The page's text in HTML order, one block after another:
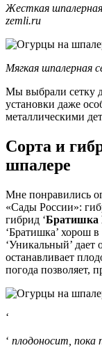
Жесткая
zemli.ru
Мягкая шпалерная
Мы выбрали сетку
установки даже
металлическими
Сорта и
шпалере
Мне понравились
«Сады России»:
гибрид ‘Братишка
‘Братишка’ хорош
‘Уникальный’
останавливает
погода позволяет,
‘
‘ плодоносит, пока